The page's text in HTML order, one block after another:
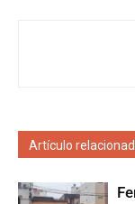
Artículo